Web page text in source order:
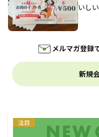
いし
メルマガ登録
新規
注目